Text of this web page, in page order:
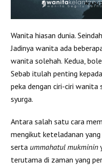
Wanita hiasan dunia.
Jadinya wanita ada
wanita solehah. Kedua,
Sebab itulah penting
peka dengan ciri-ciri wanita
syurga.
Antara salah satu cara
mengikut keteladanan yang
serta ummahatul mukminin
terutama di zaman yang